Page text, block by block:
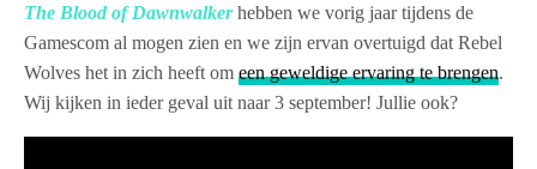
The Blood of Dawnwalkerhebben we vorig jaar tijdens de
Gamescom al mogen zien en we zijn ervan overtuigd dat Rebel
Wolves het in zich heeft omeen geweldige ervaring te brengen.
Wij kijken in ieder geval uit naar 3 september! Jullie ook?